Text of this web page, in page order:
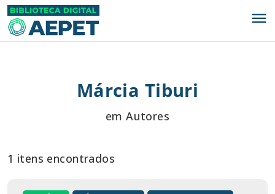
menu
Márcia Tiburi
em Autores
1 itens encontrados